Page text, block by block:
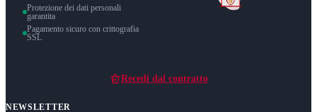
Protezione dei dati personali
garantita
Pagamento sicuro con crittografia
SSL
Recedi dal contratto
NEWSLETTER